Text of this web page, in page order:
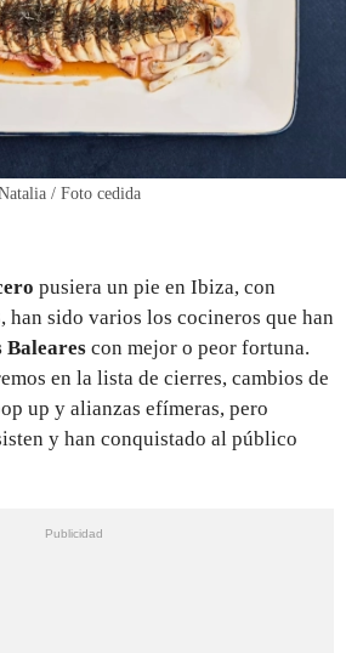
/ Foto cedida
pusiera un pie en Ibiza, con
han sido varios los cocineros que han
Baleares con mejor o peor fortuna.
en la lista de cierres, cambios de
up y alianzas efímeras, pero
y han conquistado al público